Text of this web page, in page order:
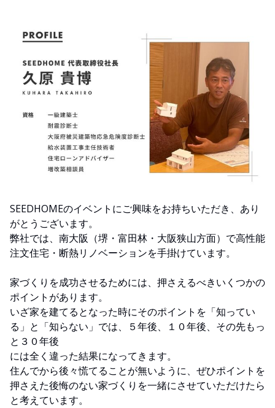
SEEDHOMEのイベントにご興味をお持ちいただき、あり
がとうございます。
弊社では、南大阪（堺・富田林・大阪狭山方面）で高性能
注文住宅・断熱リノベーションを手掛けています。
家づくりを成功させるためには、押さえるべきいくつかの
ポイントがあります。
いざ家を建てるとなった時にそのポイントを「知ってい
る」と「知らない」では、５年後、１０年後、その先もっ
と３０年後
には全く違った結果になってきます。
住んでから後々慌てることが無いように、ぜひポイントを
押さえた後悔のない家づくりを一緒にさせていただけたら
と考えています。